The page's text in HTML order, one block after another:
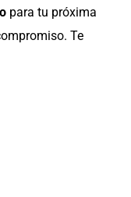
para tu próxima
Te